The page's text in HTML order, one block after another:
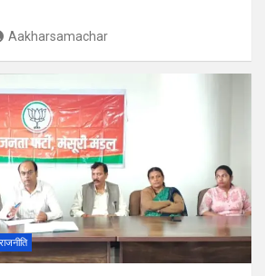
Aakharsamachar
राजनीति